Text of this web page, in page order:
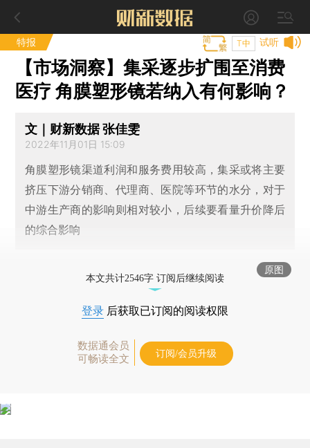
特报 试听
T中
【市场洞察】集采逐步扩围至消费
医疗 角膜塑形镜若纳入有何影响？
文｜财新数据 张佳雯
2022年11月01日 15:09
角膜塑形镜渠道利润和服务费用较高，集采或将主要
挤压下游分销商、代理商、医院等环节的水分，对于
中游生产商的影响则相对较小，后续要看量升价降后
的综合影响
原图
本文共计2546字 订阅后继续阅读
登录 后获取已订阅的阅读权限
数据通会员
可畅读全文
订阅/会员升级